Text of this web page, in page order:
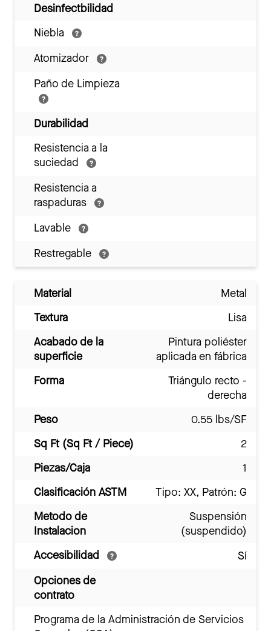
Desinfectbilidad
Niebla
Atomizador
Paño de Limpieza
Durabilidad
Resistencia a la
suciedad
Resistencia a
raspaduras
Lavable
Restregable
Material
Metal
Textura
Lisa
Acabado de la
superficie
Pintura poliéster
aplicada en fábrica
Forma
Triángulo recto -
derecha
Peso
0.55 lbs/SF
Sq Ft (Sq Ft / Piece)
2
Piezas/Caja
1
Clasificación ASTM
Tipo: XX, Patrón: G
Metodo de
Instalacion
Suspensión
(suspendido)
Accesibilidad
Sí
Opciones de
contrato
Programa de la Administración de Servicios